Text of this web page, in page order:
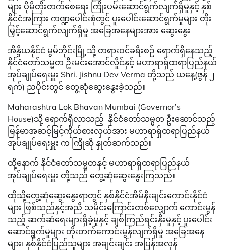
များ ပိုမိုတိုးတက်စေရေး ကြိုးပမ်းဆောင်ရွက်လျက်ရှိမှုနှင့် နှစ်
နိုင်ငံအကြား ကဏ္ဍပေါင်းစုံတွင် ပူးပေါင်းဆောင်ရွက်မှုများ တိုး
မြှင့်ဆောင်ရွက်လျက်ရှိမှု အခြေအနေများအား ဆွေးနွေး
အိန္ဒိယနိုင်ငံ မွမ်ဘိုင်းမြို့သို့ တရားဝင်ခရီးစဉ် ရောက်ရှိနေသည့်
နိုင်ငံတော်သမ္မတ ဦးမင်းအောင်လှိုင်နှင့် မဟာရာရှ်ထရာပြည်နယ်
အုပ်ချုပ်ရေးမှူး Shri. Jishnu Dev Verma တို့သည် ယနေ့(ဇွန် ၂
ရက်) ညပိုင်းတွင် တွေ့ဆုံဆွေးနွေးခဲ့သည်။
Maharashtra Lok Bhavan Mumbai (Governor’s
House)သို့ ရောက်ရှိလာသည့် နိုင်ငံတော်သမ္မတ ဦးဆောင်သည့်
မြန်မာအဆင့်မြင့်ကိုယ်စားလှယ်အား မဟာရာရှ်ထရာပြည်နယ်
အုပ်ချုပ်ရေးမှူး က ကြိုဆို နှုတ်ဆက်သည်။
ထို့နောက် နိုင်ငံတော်သမ္မတနှင့် မဟာရာရှ်ထရာပြည်နယ်
အုပ်ချုပ်ရေးမှူး တို့သည် တွေ့ဆုံဆွေးနွေးကြသည်။
ထိုသို့တွေ့ဆုံဆွေးနွေးရာတွင် နှစ်နိုင်ငံအိမ်နီးချင်းကောင်းနိုင်ငံ
များ ဖြစ်သည်နှင့်အညီ သမိုင်းကြောင်းတစ်လျှောက် ကောင်းမွန်
သည့် ဆက်ဆံရေးများရှိခဲ့မှုနှင့် ချစ်ကြည်ရင်းနှီးမှုနှင့် ပူးပေါင်း
ဆောင်ရွက်မှုများ တိုးတက်ကောင်းမွန်လျက်ရှိမှု အခြေအနေ
များ၊ နှစ်နိုင်ငံပြည်သူများ အချင်းချင်း အပြန်အလှန်